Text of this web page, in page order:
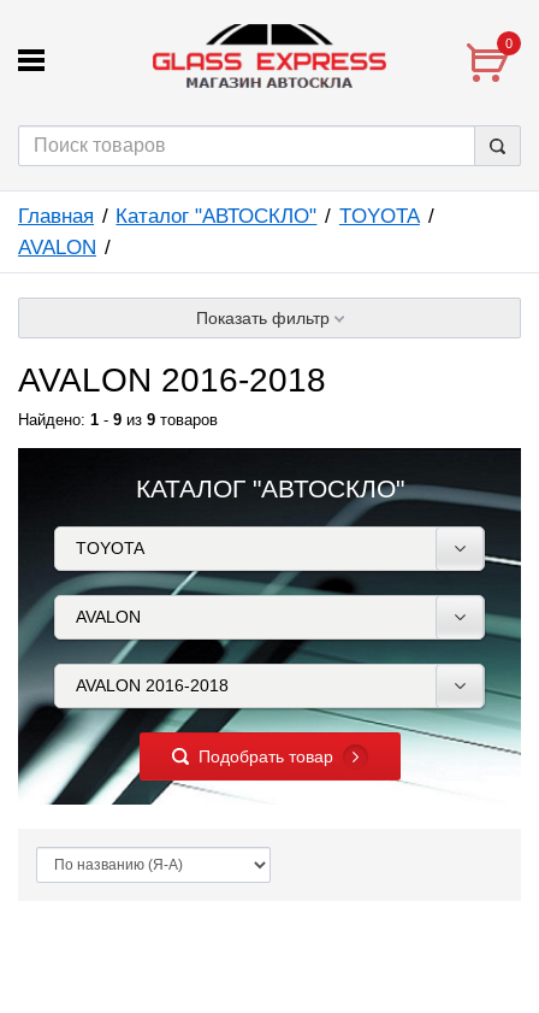
0
Главная Каталог "АВТОСКЛО"
TOYOTA
AVALON
Показать фильтр
AVALON 2016-2018
Найдено: 1 - 9 из 9 товаров
КАТАЛОГ "АВТОСКЛО"
Подобрать товар